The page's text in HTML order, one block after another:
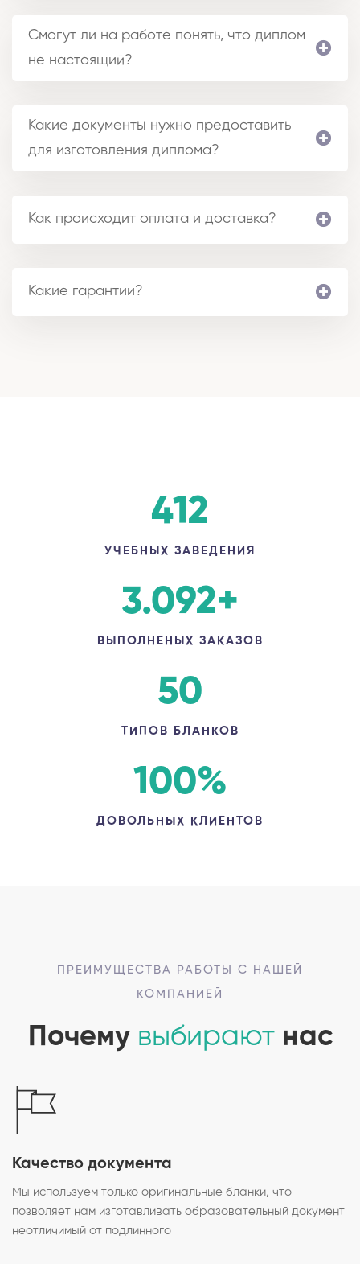
Смогут ли на работе понять, что диплом
не настоящий?
Какие документы нужно предоставить
для изготовления диплома?
Как происходит оплата и доставка?
Какие гарантии?
412
УЧЕБНЫХ ЗАВЕДЕНИЯ
3.092+
ВЫПОЛНЕНЫХ ЗАКАЗОВ
50
ТИПОВ БЛАНКОВ
100%
ДОВОЛЬНЫХ КЛИЕНТОВ
ПРЕИМУЩЕСТВА РАБОТЫ С НАШЕЙ
КОМПАНИЕЙ
Почему выбираютнас
Качество документа
Мы используем только оригинальные бланки, что
позволяет нам изготавливать образовательный документ
неотличимый от подлинного